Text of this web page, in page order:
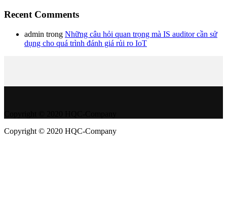
Recent Comments
admin trong Những câu hỏi quan trọng mà IS auditor cần sử
dụng cho quá trình đánh giá rủi ro IoT
Copyright © 2020 HQC-Company